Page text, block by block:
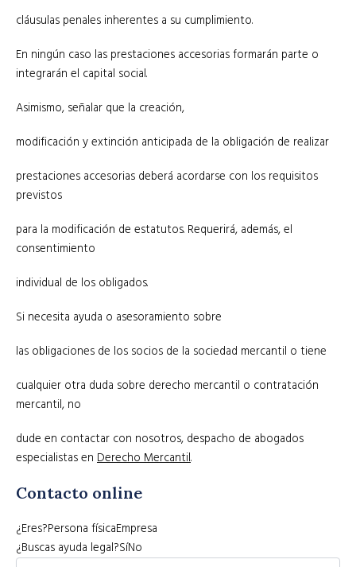
cláusulas penales inherentes a su cumplimiento.
En ningún caso las prestaciones accesorias formarán parte o
integrarán el capital social.
Asimismo, señalar que la creación,
modificación y extinción anticipada de la obligación de realizar
prestaciones accesorias deberá acordarse con los requisitos
previstos
para la modificación de estatutos. Requerirá, además, el
consentimiento
individual de los obligados.
Si necesita ayuda o asesoramiento sobre
las obligaciones de los socios de la sociedad mercantil o tiene
cualquier otra duda sobre derecho mercantil o contratación
mercantil, no
dude en contactar con nosotros, despacho de abogados
especialistas en Derecho Mercantil.
Contacto online
¿Eres?Persona físicaEmpresa
¿Buscas ayuda legal?SíNo